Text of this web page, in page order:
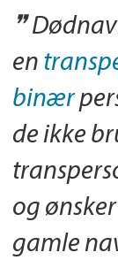
en
binær
de ikke
og
gamle